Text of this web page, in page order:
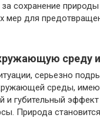
за сохранение
мер для
среду
серьезно
среды,
и губительный
Природа